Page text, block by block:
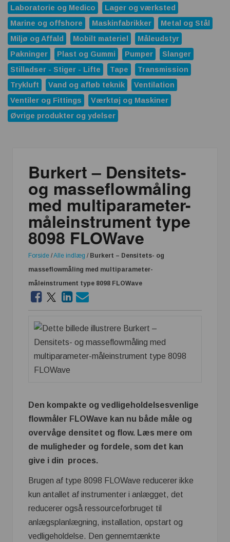
Laboratorie og Medico
Lager og værksted
Marine og offshore
Maskinfabrikker
Metal og Stål
Miljø og Affald
Mobilt materiel
Måleudstyr
Pakninger
Plast og Gummi Pumper
Slanger
Stilladser - Stiger - Lifte
Tape
Transmission
Trykluft
Vand og afløb teknik
Ventilation
Ventiler og Fittings
Værktøj og Maskiner
Øvrige produkter og ydelser
Burkert – Densitets-
og masseflowmåling
med multiparameter-
måleinstrument type
8098 FLOWave
Forside /Alle indlæg / Burkert – Densitets- og
masseflowmåling med multiparameter-
måleinstrument type 8098 FLOWave
Den kompakte og vedligeholdelsesvenlige
flowmåler FLOWave kan nu både måle og
overvåge densitet og flow. Læs mere om
de muligheder og fordele, som det kan
give i din proces.
Brugen af type 8098 FLOWave reducerer ikke
kun antallet af instrumenter i anlægget, det
reducerer også ressourceforbruget til
anlægsplanlægning, installation, opstart og
vedligeholdelse. Den gennemtænkte